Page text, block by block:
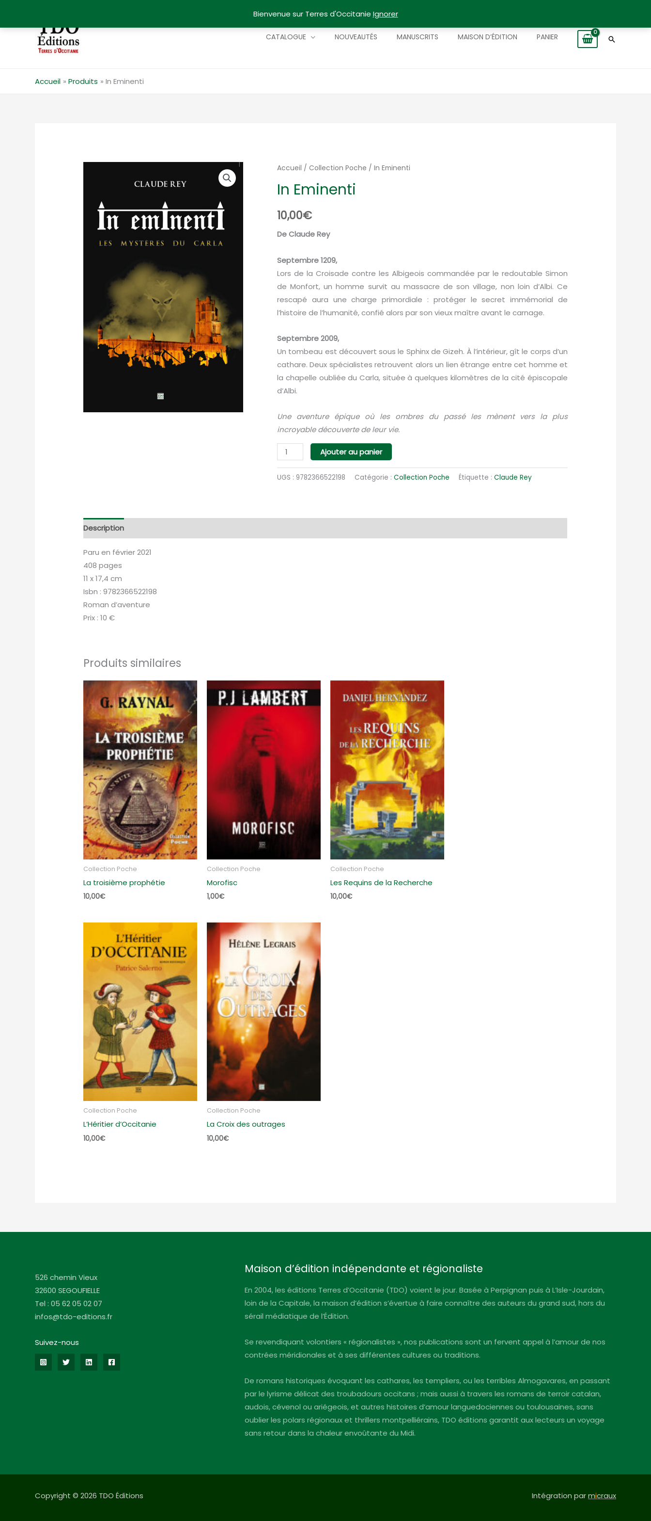
Bienvenue sur Terres d'Occitanie Ignorer
CATALOGUE NOUVEAUTÉS MANUSCRITS MAISON D’ÉDITION PANIER
Accueil Produits In Eminenti
Accueil /Collection Poche / In Eminenti
In Eminenti
10,00€
De Claude Rey
Septembre 1209,
Lors de la Croisade contre les Albigeois commandée par le redoutable Simon
de Monfort, un homme survit au massacre de son village, non loin d’Albi. Ce
rescapé aura une charge primordiale : protéger le secret immémorial de
l’histoire de l’humanité, confié alors par son vieux maître avant le carnage.
Septembre 2009,
Un tombeau est découvert sous le Sphinx de Gizeh. À l’intérieur, gît le corps d’un
cathare. Deux spécialistes retrouvent alors un lien étrange entre cet homme et
la chapelle oubliée du Carla, située à quelques kilomètres de la cité épiscopale
d’Albi.
Une aventure épique où les ombres du passé les mènent vers la plus
incroyable découverte de leur vie.
quantité
de
In
Ajouter au panier
UGS :9782366522198 Catégorie :Collection Poche Étiquette :Claude Rey
Description
Paru en février 2021
408 pages
11 x 17,4 cm
Isbn : 9782366522198
Roman d’aventure
Prix : 10 €
Produits similaires
Collection Poche
La troisième prophétie
10,00€
Collection Poche
Morofisc
1,00€
Collection Poche
Les Requins de la Recherche
10,00€
Collection Poche
L’Héritier d’Occitanie
10,00€
Collection Poche
La Croix des outrages
10,00€
526 chemin Vieux
32600 SEGOUFIELLE
Tel : 05 62 05 02 07
infos@tdo-editions.fr
Suivez-nous
Maison d’édition indépendante et régionaliste
En 2004, les éditions Terres d’Occitanie (TDO) voient le jour. Basée à Perpignan puis à L’Isle-Jourdain,
loin de la Capitale, la maison d’édition s’évertue à faire connaître des auteurs du grand sud, hors du
sérail médiatique de l’Édition.
Se revendiquant volontiers « régionalistes », nos publications sont un fervent appel à l’amour de nos
contrées méridionales et à ses différentes cultures ou traditions.
De romans historiques évoquant les cathares, les templiers, ou les terribles Almogavares, en passant
par le lyrisme délicat des troubadours occitans ; mais aussi à travers les romans de terroir catalan,
audois, cévenol ou ariégeois, et autres histoires d’amour languedociennes ou toulousaines, sans
oublier les polars régionaux et thrillers montpelliérains, TDO éditions garantit aux lecteurs un voyage
sans retour dans la chaleur envoûtante du Midi.
Copyright © 2026 TDO Éditions Intégration parmicraux